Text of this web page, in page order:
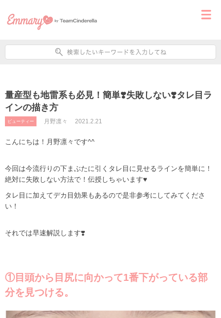
量産型も地雷系も必見！簡単❣️失敗しない❣️タレ目ラ
インの描き方
ビューティー 月野凛々 2021.2.21
こんにちは！月野凛々です^^
今回は今流行りの下まぶたに引くタレ目に見せるラインを簡単に！
絶対に失敗しない方法で！伝授しちゃいます♥️
タレ目に加えてデカ目効果もあるので是非参考にしてみてくださ
い！
それでは早速解説します❣️
①目頭から目尻に向かって1番下がっている部
分を見つける。